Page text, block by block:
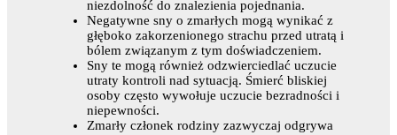
niezdolność do znalezienia pojednania.
Negatywne sny o zmarłych mogą wynikać z
głęboko zakorzenionego strachu przed utratą i
bólem związanym z tym doświadczeniem.
Sny te mogą również odzwierciedlać uczucie
utraty kontroli nad sytuacją. Śmierć bliskiej
osoby często wywołuje uczucie bezradności i
niepewności.
Zmarły członek rodziny zazwyczaj odgrywa